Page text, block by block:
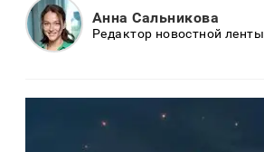
Анна Сальникова
Редактор новостной ленты